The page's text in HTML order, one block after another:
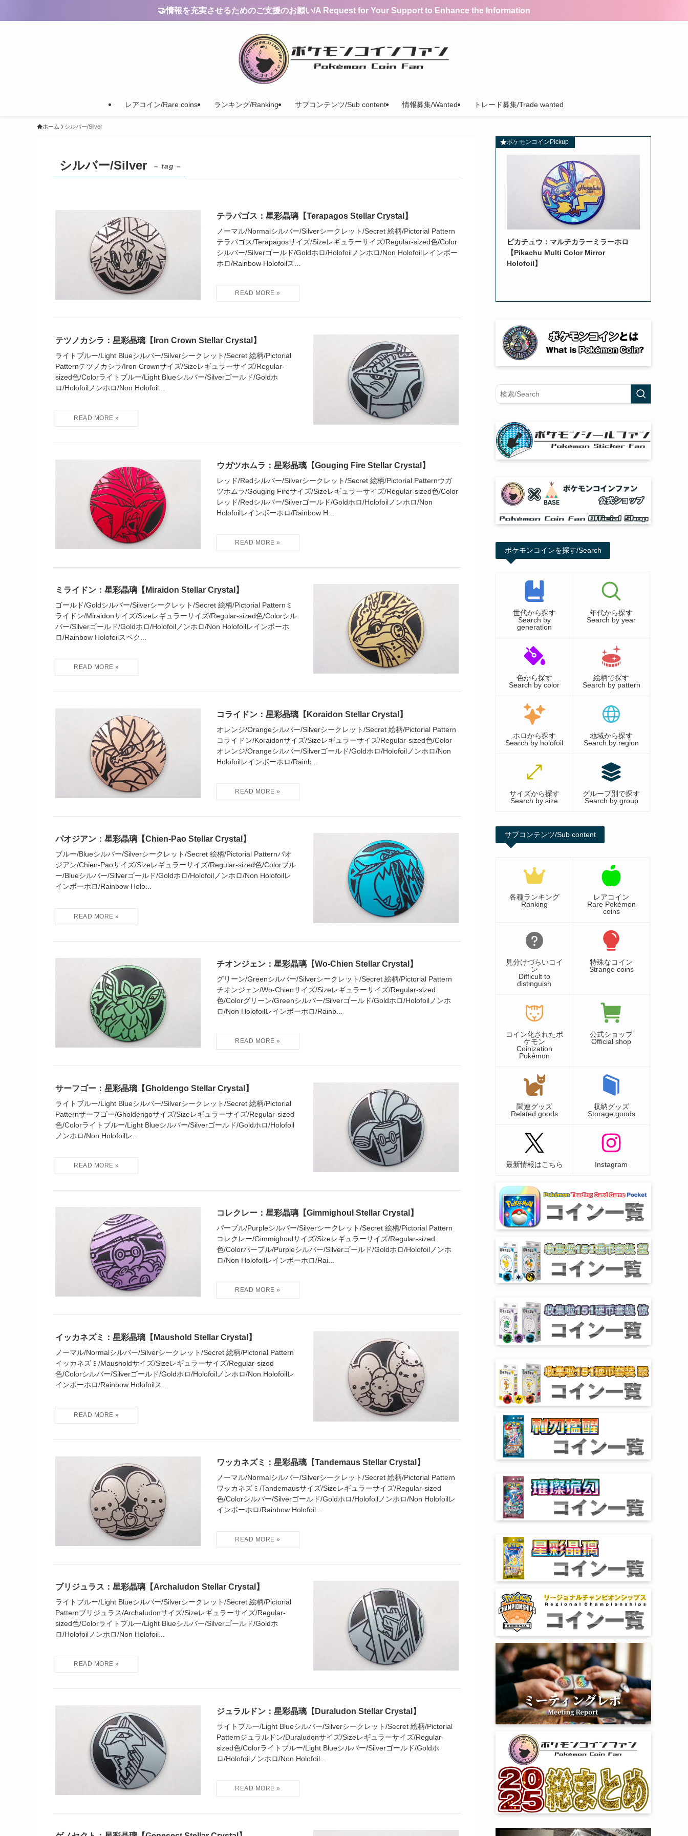
🤝情報を充実させるためのご支援のお願い/A Request for Your Support to Enhance the Information
レアコイン/Rare coins ランキング/Ranking サブコンテンツ/Sub content 情報募集/Wanted トレード募集/Trade wanted
ホーム シルバー/Silver
シルバー/Silver – tag –
テラパゴス：星彩晶璃【Terapagos Stellar Crystal】
ノーマル/Normalシルバー/Silverシークレット/Secret 絵柄/Pictorial Pattern
テラパゴス/Terapagosサイズ/Sizeレギュラーサイズ/Regular-sized色/Color
シルバー/Silverゴールド/Goldホロ/Holofoilノンホロ/Non Holofoilレインボー
ホロ/Rainbow Holofoilス...
テツノカシラ：星彩晶璃【Iron Crown Stellar Crystal】
ライトブルー/Light Blueシルバー/Silverシークレット/Secret 絵柄/Pictorial
Patternテツノカシラ/Iron Crownサイズ/Sizeレギュラーサイズ/Regular-
sized色/Colorライトブルー/Light Blueシルバー/Silverゴールド/Goldホ
ロ/Holofoilノンホロ/Non Holofoil...
ウガツホムラ：星彩晶璃【Gouging Fire Stellar Crystal】
レッド/Redシルバー/Silverシークレット/Secret 絵柄/Pictorial Patternウガ
ツホムラ/Gouging Fireサイズ/Sizeレギュラーサイズ/Regular-sized色/Color
レッド/Redシルバー/Silverゴールド/Goldホロ/Holofoilノンホロ/Non
Holofoilレインボーホロ/Rainbow H...
ミライドン：星彩晶璃【Miraidon Stellar Crystal】
ゴールド/Goldシルバー/Silverシークレット/Secret 絵柄/Pictorial Patternミ
ライドン/Miraidonサイズ/Sizeレギュラーサイズ/Regular-sized色/Colorシル
バー/Silverゴールド/Goldホロ/Holofoilノンホロ/Non Holofoilレインボーホ
ロ/Rainbow Holofoilスペク...
コライドン：星彩晶璃【Koraidon Stellar Crystal】
オレンジ/Orangeシルバー/Silverシークレット/Secret 絵柄/Pictorial Pattern
コライドン/Koraidonサイズ/Sizeレギュラーサイズ/Regular-sized色/Color
オレンジ/Orangeシルバー/Silverゴールド/Goldホロ/Holofoilノンホロ/Non
Holofoilレインボーホロ/Rainb...
パオジアン：星彩晶璃【Chien-Pao Stellar Crystal】
ブルー/Blueシルバー/Silverシークレット/Secret 絵柄/Pictorial Patternパオ
ジアン/Chien-Paoサイズ/Sizeレギュラーサイズ/Regular-sized色/Colorブル
ー/Blueシルバー/Silverゴールド/Goldホロ/Holofoilノンホロ/Non Holofoilレ
インボーホロ/Rainbow Holo...
チオンジェン：星彩晶璃【Wo-Chien Stellar Crystal】
グリーン/Greenシルバー/Silverシークレット/Secret 絵柄/Pictorial Pattern
チオンジェン/Wo-Chienサイズ/Sizeレギュラーサイズ/Regular-sized
色/Colorグリーン/Greenシルバー/Silverゴールド/Goldホロ/Holofoilノンホ
ロ/Non Holofoilレインボーホロ/Rainb...
サーフゴー：星彩晶璃【Gholdengo Stellar Crystal】
ライトブルー/Light Blueシルバー/Silverシークレット/Secret 絵柄/Pictorial
Patternサーフゴー/Gholdengoサイズ/Sizeレギュラーサイズ/Regular-sized
色/Colorライトブルー/Light Blueシルバー/Silverゴールド/Goldホロ/Holofoil
ノンホロ/Non Holofoilレ...
コレクレー：星彩晶璃【Gimmighoul Stellar Crystal】
パープル/Purpleシルバー/Silverシークレット/Secret 絵柄/Pictorial Pattern
コレクレー/Gimmighoulサイズ/Sizeレギュラーサイズ/Regular-sized
色/Colorパープル/Purpleシルバー/Silverゴールド/Goldホロ/Holofoilノンホ
ロ/Non Holofoilレインボーホロ/Rai...
イッカネズミ：星彩晶璃【Maushold Stellar Crystal】
ノーマル/Normalシルバー/Silverシークレット/Secret 絵柄/Pictorial Pattern
イッカネズミ/Mausholdサイズ/Sizeレギュラーサイズ/Regular-sized
色/Colorシルバー/Silverゴールド/Goldホロ/Holofoilノンホロ/Non Holofoilレ
インボーホロ/Rainbow Holofoilス...
ワッカネズミ：星彩晶璃【Tandemaus Stellar Crystal】
ノーマル/Normalシルバー/Silverシークレット/Secret 絵柄/Pictorial Pattern
ワッカネズミ/Tandemausサイズ/Sizeレギュラーサイズ/Regular-sized
色/Colorシルバー/Silverゴールド/Goldホロ/Holofoilノンホロ/Non Holofoilレ
インボーホロ/Rainbow Holofoil...
ブリジュラス：星彩晶璃【Archaludon Stellar Crystal】
ライトブルー/Light Blueシルバー/Silverシークレット/Secret 絵柄/Pictorial
Patternブリジュラス/Archaludonサイズ/Sizeレギュラーサイズ/Regular-
sized色/Colorライトブルー/Light Blueシルバー/Silverゴールド/Goldホ
ロ/Holofoilノンホロ/Non Holofoil...
ジュラルドン：星彩晶璃【Duraludon Stellar Crystal】
ライトブルー/Light Blueシルバー/Silverシークレット/Secret 絵柄/Pictorial
Patternジュラルドン/Duraludonサイズ/Sizeレギュラーサイズ/Regular-
sized色/Colorライトブルー/Light Blueシルバー/Silverゴールド/Goldホ
ロ/Holofoilノンホロ/Non Holofoil...
ポケモンコインPickup
ピカチュウ：マルチカラーミラーホロ
【Pikachu Multi Color Mirror
Holofoil】
ポケモンコインを探す/Search
世代から探す
Search by
generation
年代から探す
Search by year
色から探す
Search by color
絵柄で探す
Search by pattern
ホロから探す
Search by holofoil
地域から探す
Search by region
サイズから探す
Search by size
グループ別で探す
Search by group
サブコンテンツ/Sub content
各種ランキング
Ranking
レアコイン
Rare Pokémon
coins
見分けづらいコイ
ン
Difficult to
distinguish
特殊なコイン
Strange coins
コイン化されたポ
ケモン
Coinization
Pokémon
公式ショップ
Official shop
関連グッズ
Related goods
収納グッズ
Storage goods
最新情報はこちら Instagram